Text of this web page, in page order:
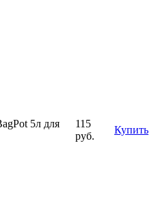
5л для
115
руб.
Купить